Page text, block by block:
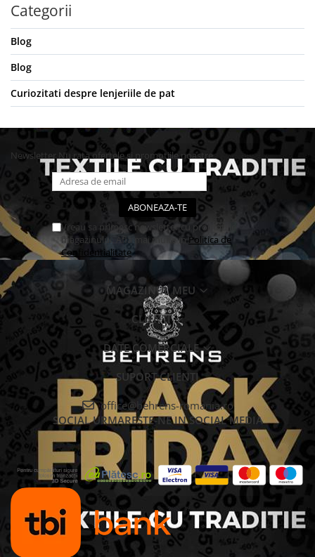
Categorii
Blog
Blog
Curiozitati despre lenjeriile de pat
NewsletterNu rata ofertele si promotiile noastre
Vreau sa primesc newsletter cu promotiile
magazinului. Afla mai multe in Politica de
Confidentialitate
MAGAZINUL MEU
CLIENTI
DATE COMERCIALE
SUPORT CLIENTI
office@behrens-romania.ro
SOCIALURMARESTE-NE IN SOCIAL MEDIA